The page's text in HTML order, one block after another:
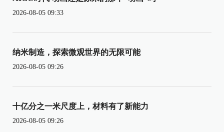
2026-08-05 09:33
纳米制造，探索微观世界的无限可能
2026-08-05 09:26
十亿分之一米尺度上，材料有了新能力
2026-08-05 09:26